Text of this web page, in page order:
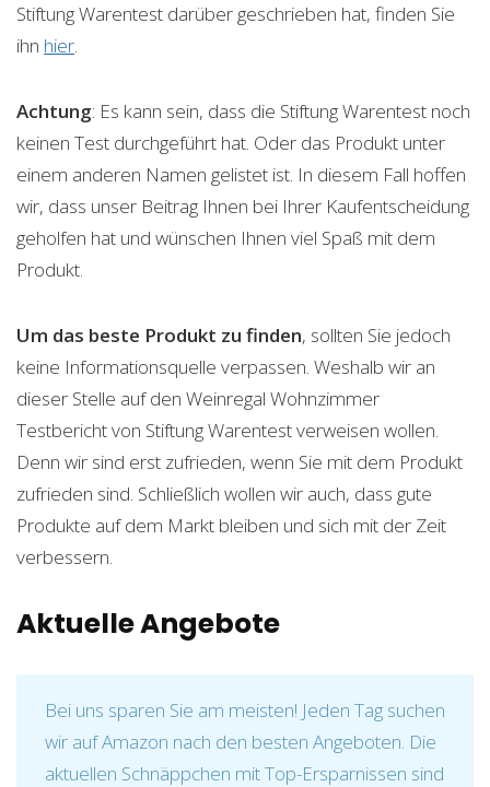
Stiftung Warentest darüber geschrieben hat, finden Sie
ihn hier.
Achtung: Es kann sein, dass die Stiftung Warentest noch
keinen Test durchgeführt hat. Oder das Produkt unter
einem anderen Namen gelistet ist. In diesem Fall hoffen
wir, dass unser Beitrag Ihnen bei Ihrer Kaufentscheidung
geholfen hat und wünschen Ihnen viel Spaß mit dem
Produkt.
Um das beste Produkt zu finden, sollten Sie jedoch
keine Informationsquelle verpassen. Weshalb wir an
dieser Stelle auf den Weinregal Wohnzimmer
Testbericht von Stiftung Warentest verweisen wollen.
Denn wir sind erst zufrieden, wenn Sie mit dem Produkt
zufrieden sind. Schließlich wollen wir auch, dass gute
Produkte auf dem Markt bleiben und sich mit der Zeit
verbessern.
Aktuelle Angebote
Bei uns sparen Sie am meisten! Jeden Tag suchen
wir auf Amazon nach den besten Angeboten. Die
aktuellen Schnäppchen mit Top-Ersparnissen sind